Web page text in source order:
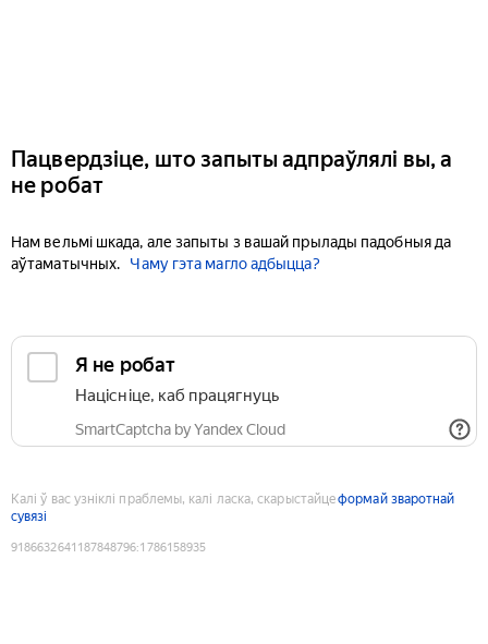
Пацвердзіце, што запыты адпраўлялі вы, а
не робат
Нам вельмі шкада, але запыты з вашай прылады падобныя да
аўтаматычных.
Чаму гэта магло адбыцца?
Я не робат
Націсніце, каб працягнуць
SmartCaptcha by Yandex Cloud
Калі ў вас узніклі праблемы, калі ласка, скарыстайцеформай зваротнай
сувязі
9186632641187848796:1786158935